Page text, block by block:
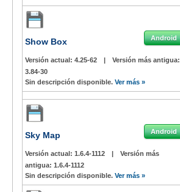
Show Box Android
Versión actual: 4.25-62 |
Versión más antigua:
3.84-30
Sin descripción disponible. Ver más »
Sky Map Android
Versión actual: 1.6.4-1112 |
Versión más
antigua: 1.6.4-1112
Sin descripción disponible. Ver más »